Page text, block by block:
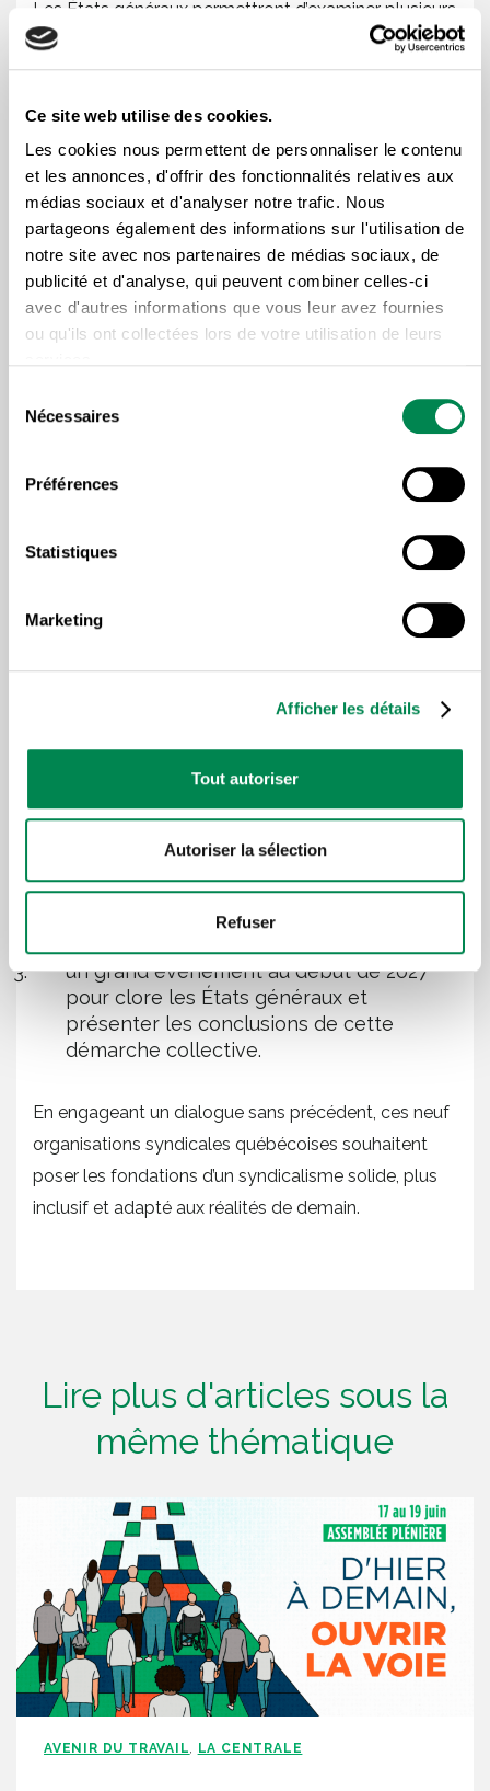
Ce site web utilise des cookies.
Les cookies nous permettent de personnaliser le contenu
et les annonces, d'offrir des fonctionnalités relatives aux
médias sociaux et d'analyser notre trafic. Nous
partageons également des informations sur l'utilisation de
notre site avec nos partenaires de médias sociaux, de
publicité et d'analyse, qui peuvent combiner celles-ci
avec d'autres informations que vous leur avez fournies
ou qu'ils ont collectées lors de votre utilisation de leurs
Nécessaires
Préférences
Statistiques
Marketing
Afficher les détails
Tout autoriser
Autoriser la sélection
Refuser
Les États généraux permettront d’examiner plusieurs
questions essentielles liées à l’avenir du syndicalisme
québécois. Ils porteront sur la place du syndicalisme
dans la société et son rôle dans l’amélioration du
syndicats à mobiliser leurs membres et à accroître
leur rapport de force. L’évolution des relations
intersyndicales sera également abordée, de même
que le modèle québécois en relations de travail ainsi
que la représentativité et le sentiment
d’appartenance des membres. Enfin, les discussions
discriminés afin d’assurer une plus grande inclusion
TROIS GRANDES ÉTAPES
travailleuses et travailleurs, ainsi que de
société civile, en 2025 pour recueillir leurs
perspectives ;
un colloque au printemps 2026 pour
et identifier des pistes de solution;
un grand événement au début de 2027
pour clore les États généraux et
présenter les conclusions de cette
démarche collective.
En engageant un dialogue sans précédent, ces neuf
organisations syndicales québécoises souhaitent
poser les fondations d’un syndicalisme solide, plus
inclusif et adapté aux réalités de demain.
Lire plus d'articles sous la
même thématique
AVENIR DU TRAVAIL LA CENTRALE